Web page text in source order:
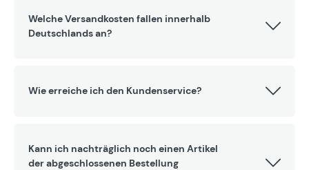
Welche Versandkosten fallen innerhalb
Deutschlands an?
Wie erreiche ich den Kundenservice?
Kann ich nachträglich noch einen Artikel
der abgeschlossenen Bestellung